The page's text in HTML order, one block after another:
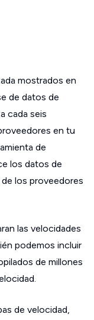
mostrados en
de datos de
cada seis
en tu
de
los datos de
los proveedores
las velocidades
podemos incluir
de millones
de velocidad,